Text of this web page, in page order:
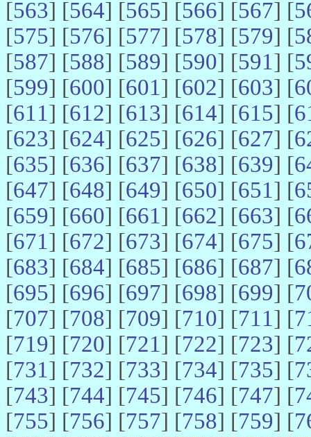
[563] [564] [565] [566] [567] [
[575] [576] [577] [578] [579] [
[587] [588] [589] [590] [591] [
[599] [600] [601] [602] [603] [
[611] [612] [613] [614] [615] [
[623] [624] [625] [626] [627] [
[635] [636] [637] [638] [639] [
[647] [648] [649] [650] [651] [
[659] [660] [661] [662] [663] [
[671] [672] [673] [674] [675] [
[683] [684] [685] [686] [687] [
[695] [696] [697] [698] [699] [
[707] [708] [709] [710] [711] [
[719] [720] [721] [722] [723] [
[731] [732] [733] [734] [735] [
[743] [744] [745] [746] [747] [
[755] [756] [757] [758] [759] [